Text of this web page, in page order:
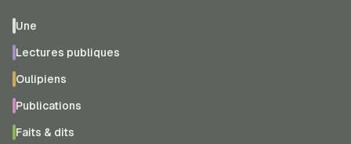
Une
Lectures publiques
Oulipiens
Publications
Faits & dits